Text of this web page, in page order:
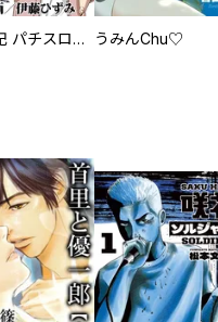
回胴創世記 パチスロを創った男達 うみんChu♡